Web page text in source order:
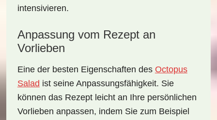
intensivieren.
Anpassung vom Rezept an
Vorlieben
Eine der besten Eigenschaften des Octopus
Salad ist seine Anpassungsfähigkeit. Sie
können das Rezept leicht an Ihre persönlichen
Vorlieben anpassen, indem Sie zum Beispiel